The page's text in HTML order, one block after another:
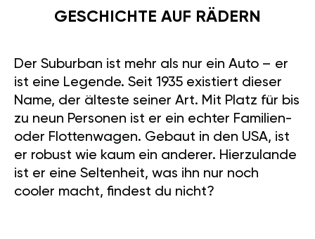
GESCHICHTE AUF RÄDERN
Der Suburban ist mehr als nur ein Auto – er
ist eine Legende. Seit 1935 existiert dieser
Name, der älteste seiner Art. Mit Platz für bis
zu neun Personen ist er ein echter Familien-
oder Flottenwagen. Gebaut in den USA, ist
er robust wie kaum ein anderer. Hierzulande
ist er eine Seltenheit, was ihn nur noch
cooler macht, findest du nicht?